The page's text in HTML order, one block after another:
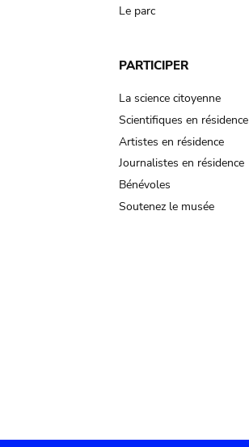
Le parc
PARTICIPER
La science citoyenne
Scientifiques en résidence
Artistes en résidence
Journalistes en résidence
Bénévoles
Soutenez le musée